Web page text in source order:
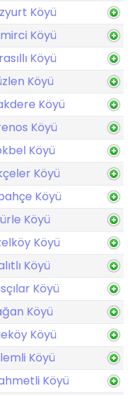
Köyü
Köyü
Köyü
Köyü
Köyü
Köyü
Köyü
Köyü
Köyü
Köyü
Köyü
Köyü
Köyü
Köyü
Köyü
Köyü
Köyü